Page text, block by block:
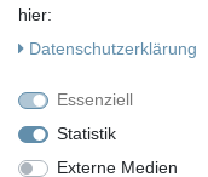
Ruf uns an, mein
oder
hier:
Daten­schutz­erklärung
Essenziell
Statistik
Externe Medien